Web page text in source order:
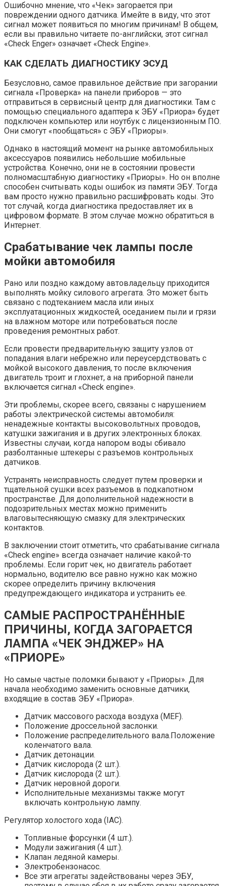
Ошибочно мнение, что «Чек» загорается при
повреждении одного датчика. Имейте в виду, что этот
сигнал может появиться по многим причинам! В общем,
если вы правильно читаете по-английски, этот сигнал
«Check Enger» означает «Check Engine».
КАК СДЕЛАТЬ ДИАГНОСТИКУ ЭСУД
Безусловно, самое правильное действие при загорании
сигнала «Проверка» на панели приборов — это
отправиться в сервисный центр для диагностики. Там с
помощью специального адаптера к ЭБУ «Приора» будет
подключен компьютер или ноутбук с лицензионным ПО.
Они смогут «пообщаться» с ЭБУ «Приоры».
Однако в настоящий момент на рынке автомобильных
аксессуаров появились небольшие мобильные
устройства. Конечно, они не в состоянии провести
полномасштабную диагностику «Приоры». Но он вполне
способен считывать коды ошибок из памяти ЭБУ. Тогда
вам просто нужно правильно расшифровать коды. Это
тот случай, когда диагностика предоставляет их в
цифровом формате. В этом случае можно обратиться в
Интернет.
Срабатывание чек лампы после
мойки автомобиля
Рано или поздно каждому автовладельцу приходится
выполнять мойку силового агрегата. Это может быть
связано с подтеканием масла или иных
эксплуатационных жидкостей, оседанием пыли и грязи
на влажном моторе или потребоваться после
проведения ремонтных работ.
Если провести предварительную защиту узлов от
попадания влаги небрежно или переусердствовать с
мойкой высокого давления, то после включения
двигатель троит и глохнет, а на приборной панели
включается сигнал «Check engine».
Эти проблемы, скорее всего, связаны с нарушением
работы электрической системы автомобиля:
ненадежные контакты высоковольтных проводов,
катушки зажигания и в других электронных блоках.
Известны случаи, когда напором воды сбивало
разболтанные штекеры с разъемов контрольных
датчиков.
Устранять неисправность следует путем проверки и
тщательной сушки всех разъемов в подкапотном
пространстве. Для дополнительной надежности в
подозрительных местах можно применить
влаговытесняющую смазку для электрических
контактов.
В заключении стоит отметить, что срабатывание сигнала
«Check engine» всегда означает наличие какой-то
проблемы. Если горит чек, но двигатель работает
нормально, водителю все равно нужно как можно
скорее определить причину включения
предупреждающего индикатора и устранить ее.
САМЫЕ РАСПРОСТРАНЁННЫЕ
ПРИЧИНЫ, КОГДА ЗАГОРАЕТСЯ
ЛАМПА «ЧЕК ЭНДЖЕР» НА
«ПРИОРЕ»
Но самые частые поломки бывают у «Приоры». Для
начала необходимо заменить основные датчики,
входящие в состав ЭБУ «Приора».
Датчик массового расхода воздуха (MEF).
Положение дроссельной заслонки.
Положение распределительного вала.Положение
коленчатого вала.
Датчик детонации.
Датчик кислорода (2 шт.).
Датчик кислорода (2 шт.).
Датчик неровной дороги.
Исполнительные механизмы также могут
включать контрольную лампу.
Регулятор холостого хода (IAC).
Топливные форсунки (4 шт.).
Модули зажигания (4 шт.).
Клапан ледяной камеры.
Электробензонасос.
Все эти агрегаты задействованы через ЭБУ,